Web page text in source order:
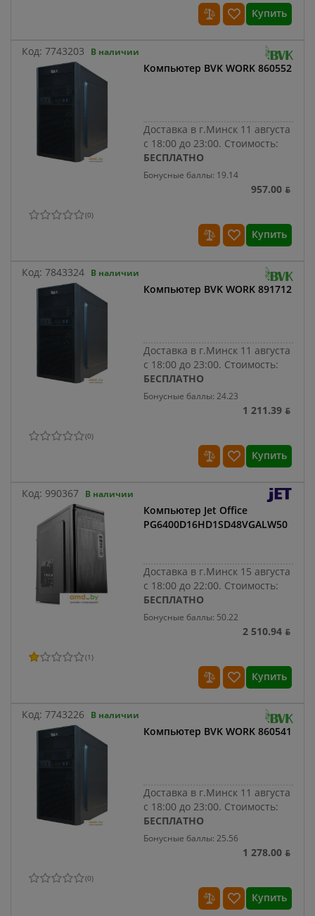
Купить
Код: 7743203 В наличии
Компьютер BVK WORK 860552
Доставка в г.Минск 11 августа
с 18:00 до 23:00. Стоимость:
БЕСПЛАТНО
Бонусные баллы: 19.14
957.00 ƃ
(0)
Купить
Код: 7843324 В наличии
Компьютер BVK WORK 891712
Доставка в г.Минск 11 августа
с 18:00 до 23:00. Стоимость:
БЕСПЛАТНО
Бонусные баллы: 24.23
1 211.39 ƃ
(0)
Купить
Код: 990367 В наличии
Компьютер Jet Office
PG6400D16HD1SD48VGALW50
Доставка в г.Минск 15 августа
с 18:00 до 22:00. Стоимость:
БЕСПЛАТНО
Бонусные баллы: 50.22
2 510.94 ƃ
(1)
Купить
Код: 7743226 В наличии
Компьютер BVK WORK 860541
Доставка в г.Минск 11 августа
с 18:00 до 23:00. Стоимость:
БЕСПЛАТНО
Бонусные баллы: 25.56
1 278.00 ƃ
(0)
Купить